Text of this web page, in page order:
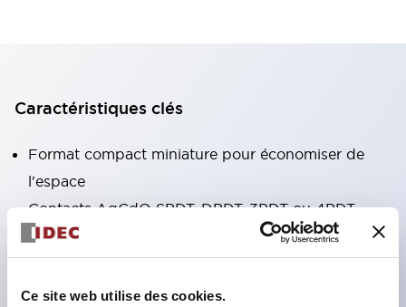
Ce site web utilise des cookies.
Caractéristiques clés
Format compact miniature pour économiser de
l'espace
Contacts AgCdO SPDT, DPDT, 3PDT ou 4PDT
Haute capacité de commutation (10A)
Choix de bornes enfichables ou de type PCB
Options comprenant un voyant lumineux et un